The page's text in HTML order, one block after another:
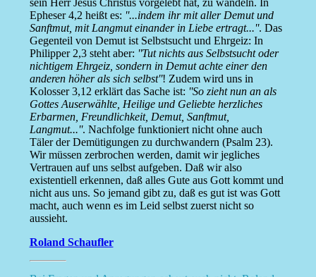
sein Herr Jesus Christus vorgelebt hat, zu wandeln. In
Epheser 4,2 heißt es: ''...indem ihr mit aller Demut und
Sanftmut, mit Langmut einander in Liebe ertragt...''. Das
Gegenteil von Demut ist Selbstsucht und Ehrgeiz: In
Philipper 2,3 steht aber: ''Tut nichts aus Selbstsucht oder
nichtigem Ehrgeiz, sondern in Demut achte einer den
anderen höher als sich selbst''! Zudem wird uns in
Kolosser 3,12 erklärt das Sache ist: ''So zieht nun an als
Gottes Auserwählte, Heilige und Geliebte herzliches
Erbarmen, Freundlichkeit, Demut, Sanftmut,
Langmut...''. Nachfolge funktioniert nicht ohne auch
Täler der Demütigungen zu durchwandern (Psalm 23).
Wir müssen zerbrochen werden, damit wir jegliches
Vertrauen auf uns selbst aufgeben. Daß wir also
existentiell erkennen, daß alles Gute aus Gott kommt und
nicht aus uns. So jemand gibt zu, daß es gut ist was Gott
macht, auch wenn es im Leid selbst zuerst nicht so
aussieht.
Roland Schaufler